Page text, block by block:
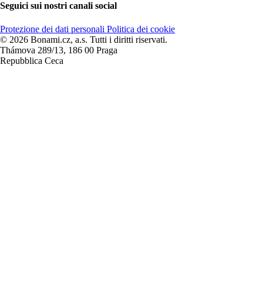
Seguici sui nostri canali social
Protezione dei dati personali Politica dei cookie
© 2026 Bonami.cz, a.s. Tutti i diritti riservati.
Thámova 289/13, 186 00 Praga
Repubblica Ceca